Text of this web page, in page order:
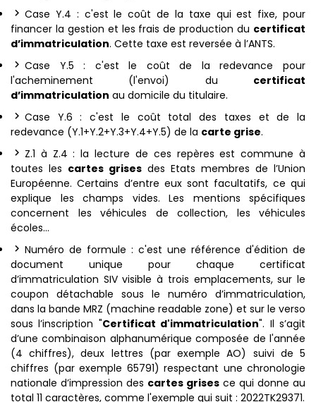
Case Y.4 : c'est le coût de la taxe qui est fixe, pour
financer la gestion et les frais de production du certificat
d’immatriculation. Cette taxe est reversée à l’ANTS.
Case Y.5 : c'est le coût de la redevance pour
l'acheminement (l'envoi) du certificat
d’immatriculation au domicile du titulaire.
Case Y.6 : c'est le coût total des taxes et de la
redevance (Y.1+Y.2+Y.3+Y.4+Y.5) de la carte grise.
Z.1 à Z.4 : la lecture de ces repères est commune à
toutes les cartes grises des Etats membres de l’Union
Européenne. Certains d’entre eux sont facultatifs, ce qui
explique les champs vides. Les mentions spécifiques
concernent les véhicules de collection, les véhicules
écoles…
Numéro de formule : c'est une référence d'édition de
document unique pour chaque certificat
d’immatriculation SIV visible à trois emplacements, sur le
coupon détachable sous le numéro d’immatriculation,
dans la bande MRZ (machine readable zone) et sur le verso
sous l’inscription "Certificat d'immatriculation". Il s’agit
d’une combinaison alphanumérique composée de l'année
(4 chiffres), deux lettres (par exemple AO) suivi de 5
chiffres (par exemple 65791) respectant une chronologie
nationale d’impression des cartes grises ce qui donne au
total 11 caractères, comme l'exemple qui suit : 2022TK29371.